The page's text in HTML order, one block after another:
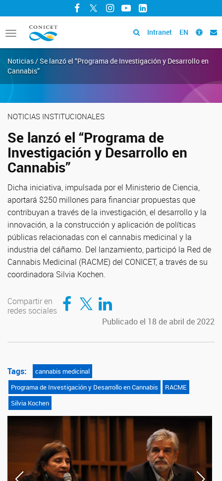
Facebook
TwitterInstagram
YouTubeLinkedIn
Toggle
navigation
Intranet EN
Noticias / Se lanzó el “Programa de Investigación y Desarrollo en
Cannabis”
NOTICIAS INSTITUCIONALES
Se lanzó el “Programa de
Investigación y Desarrollo en
Cannabis”
Dicha iniciativa, impulsada por el Ministerio de Ciencia,
aportará $250 millones para financiar propuestas que
contribuyan a través de la investigación, el desarrollo y la
innovación, a la construcción y aplicación de políticas
públicas relacionadas con el cannabis medicinal y la
industria del cáñamo. Del lanzamiento, participó la Red de
Cannabis Medicinal (RACME) del CONICET, a través de su
coordinadora Silvia Kochen.
Compartir en
redes sociales
Compartir en Facebook
Compartir en TwitterCompartir en LinkedIn
Publicado el 18 de abril de 2022
Tags:
cannabis medicinal
Programa de Investigación y Desarrollo en Cannabis
RACME
Silvia Kochen